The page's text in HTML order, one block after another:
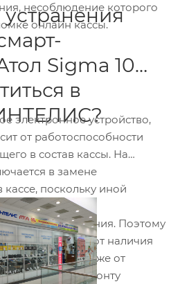
несоблюдение которого
онлайн кассы.
Sigma 10
в
электронное устройство,
от работоспособности
в состав кассы. На
в замене
поскольку иной
оборудования. Поэтому
в основном от наличия
на складе, а также от
по ремонту